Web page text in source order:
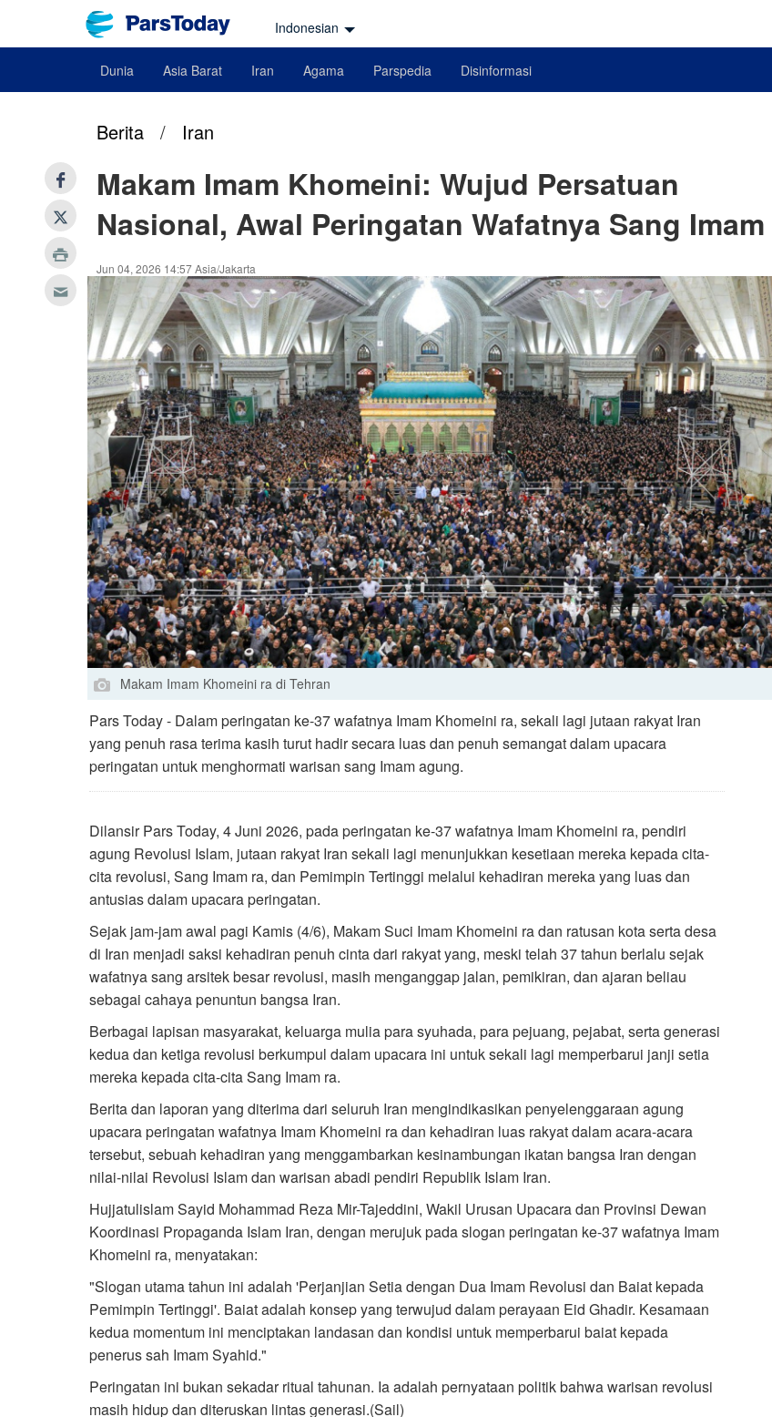
Indonesian
Dunia Asia Barat Iran Agama Parspedia Disinformasi
Berita / Iran
Makam Imam Khomeini: Wujud Persatuan
Nasional, Awal Peringatan Wafatnya Sang Imam
Jun 04, 2026 14:57 Asia/Jakarta
Makam Imam Khomeini ra di Tehran
Pars Today - Dalam peringatan ke-37 wafatnya Imam Khomeini ra, sekali lagi jutaan rakyat Iran
yang penuh rasa terima kasih turut hadir secara luas dan penuh semangat dalam upacara
peringatan untuk menghormati warisan sang Imam agung.
Dilansir Pars Today, 4 Juni 2026, pada peringatan ke-37 wafatnya Imam Khomeini ra, pendiri
agung Revolusi Islam, jutaan rakyat Iran sekali lagi menunjukkan kesetiaan mereka kepada cita-
cita revolusi, Sang Imam ra, dan Pemimpin Tertinggi melalui kehadiran mereka yang luas dan
antusias dalam upacara peringatan.
Sejak jam-jam awal pagi Kamis (4/6), Makam Suci Imam Khomeini ra dan ratusan kota serta desa
di Iran menjadi saksi kehadiran penuh cinta dari rakyat yang, meski telah 37 tahun berlalu sejak
wafatnya sang arsitek besar revolusi, masih menganggap jalan, pemikiran, dan ajaran beliau
sebagai cahaya penuntun bangsa Iran.
Berbagai lapisan masyarakat, keluarga mulia para syuhada, para pejuang, pejabat, serta generasi
kedua dan ketiga revolusi berkumpul dalam upacara ini untuk sekali lagi memperbarui janji setia
mereka kepada cita-cita Sang Imam ra.
Berita dan laporan yang diterima dari seluruh Iran mengindikasikan penyelenggaraan agung
upacara peringatan wafatnya Imam Khomeini ra dan kehadiran luas rakyat dalam acara-acara
tersebut, sebuah kehadiran yang menggambarkan kesinambungan ikatan bangsa Iran dengan
nilai-nilai Revolusi Islam dan warisan abadi pendiri Republik Islam Iran.
Hujjatulislam Sayid Mohammad Reza Mir-Tajeddini, Wakil Urusan Upacara dan Provinsi Dewan
Koordinasi Propaganda Islam Iran, dengan merujuk pada slogan peringatan ke-37 wafatnya Imam
Khomeini ra, menyatakan:
"Slogan utama tahun ini adalah 'Perjanjian Setia dengan Dua Imam Revolusi dan Baiat kepada
Pemimpin Tertinggi'. Baiat adalah konsep yang terwujud dalam perayaan Eid Ghadir. Kesamaan
kedua momentum ini menciptakan landasan dan kondisi untuk memperbarui baiat kepada
penerus sah Imam Syahid."
Peringatan ini bukan sekadar ritual tahunan. Ia adalah pernyataan politik bahwa warisan revolusi
masih hidup dan diteruskan lintas generasi.(Sail)